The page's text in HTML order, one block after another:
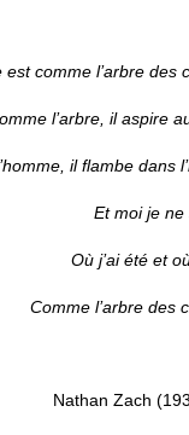
est comme l’arbre des
l’arbre, il aspire
il flambe dans
Et moi je ne
Où j’ai été et
Comme l’arbre des
Nathan Zach